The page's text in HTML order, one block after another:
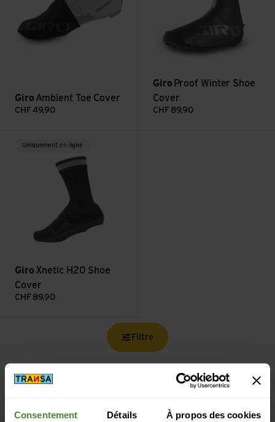
Consentement Détails À propos des cookies
Giro Ambient Toe Cover
CHF 49,90
Giro Proof Winter Shoe
Cover
CHF 89,90
Uniquement en ligne
Giro Xnetic H20 Shoe
Cover
CHF 89,90
Filtre